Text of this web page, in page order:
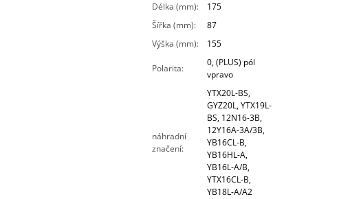
Délka (mm):
175
Šířka (mm):
87
Výška (mm): 155
Polarita:
0, (PLUS) pól
vpravo
náhradní
značení:
YTX20L-BS,
GYZ20L, YTX19L-
BS, 12N16-3B,
12Y16A-3A/3B,
YB16CL-B,
YB16HL-A,
YB16L-A/B,
YTX16CL-B,
YB18L-A/A2